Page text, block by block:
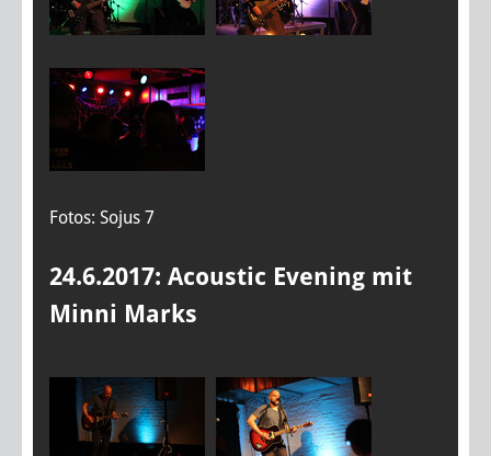
Fotos: Sojus 7
24.6.2017: Acoustic Evening mit
Minni Marks